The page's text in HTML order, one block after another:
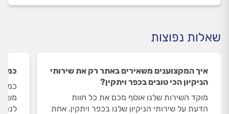
שאלות נפוצות
איך המקצוענים משאירים באתר רק את שירותי
הניקיון הכי טובים בכפר ויתקין?
מוקד השירות שלנו אוסף מכם את כל חוות
הדעת על שירותי הניקיון שלנו בכפר ויתקין. אחת
כמה
לנו 12 שירותי ניקיון בכפר ויתקין.